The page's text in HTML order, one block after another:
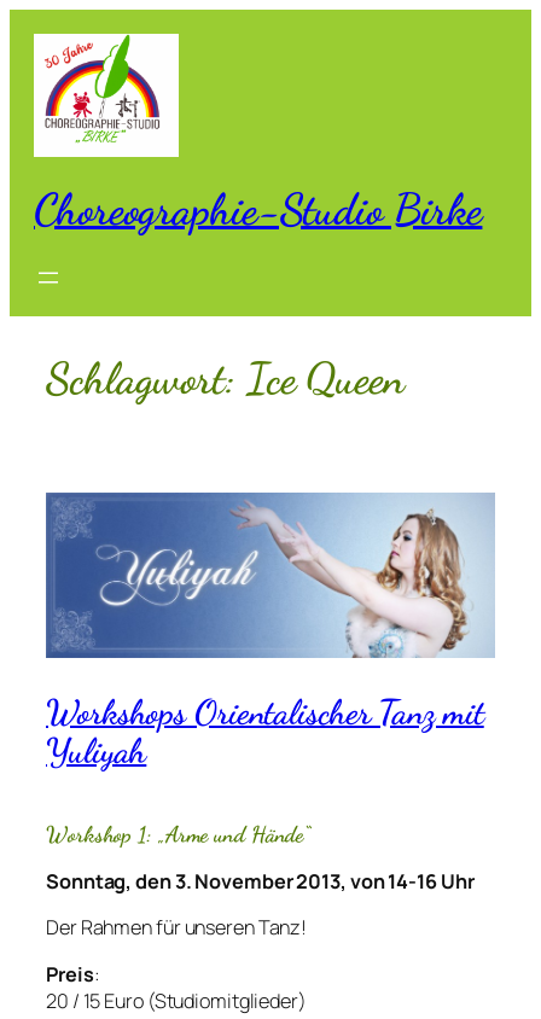
Inhalt
springen
Choreographie-Studio Birke
Schlagwort: Ice Queen
Workshops Orientalischer Tanz mit
Yuliyah
Workshop 1: „Arme und Hände“
Sonntag, den 3. November 2013, von 14-16 Uhr
Der Rahmen für unseren Tanz!
Preis:
20 / 15 Euro (Studiomitglieder)